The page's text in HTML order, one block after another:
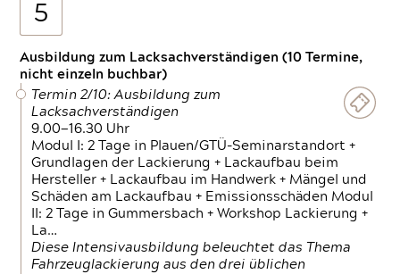
5
Ausbildung zum Lacksachverständigen (10 Termine,
nicht einzeln buchbar)
Termin 2/10: Ausbildung zum
Lacksachverständigen
9.00—16.30 Uhr
Modul I: 2 Tage in Plauen/GTÜ-Seminarstandort +
Grundlagen der Lackierung + Lackaufbau beim
Hersteller + Lackaufbau im Handwerk + Mängel und
Schäden am Lackaufbau + Emissionsschäden Modul
II: 2 Tage in Gummersbach + Workshop Lackierung +
La…
Diese Intensivausbildung beleuchtet das Thema
Fahrzeuglackierung aus den drei üblichen